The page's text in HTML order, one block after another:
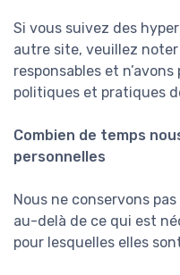
Si vous suivez des
autre site, veuillez
responsables et
politiques et pratiques
Combien de temps
personnelles
Nous ne conservons
au-delà de ce qui est
pour lesquelles elles